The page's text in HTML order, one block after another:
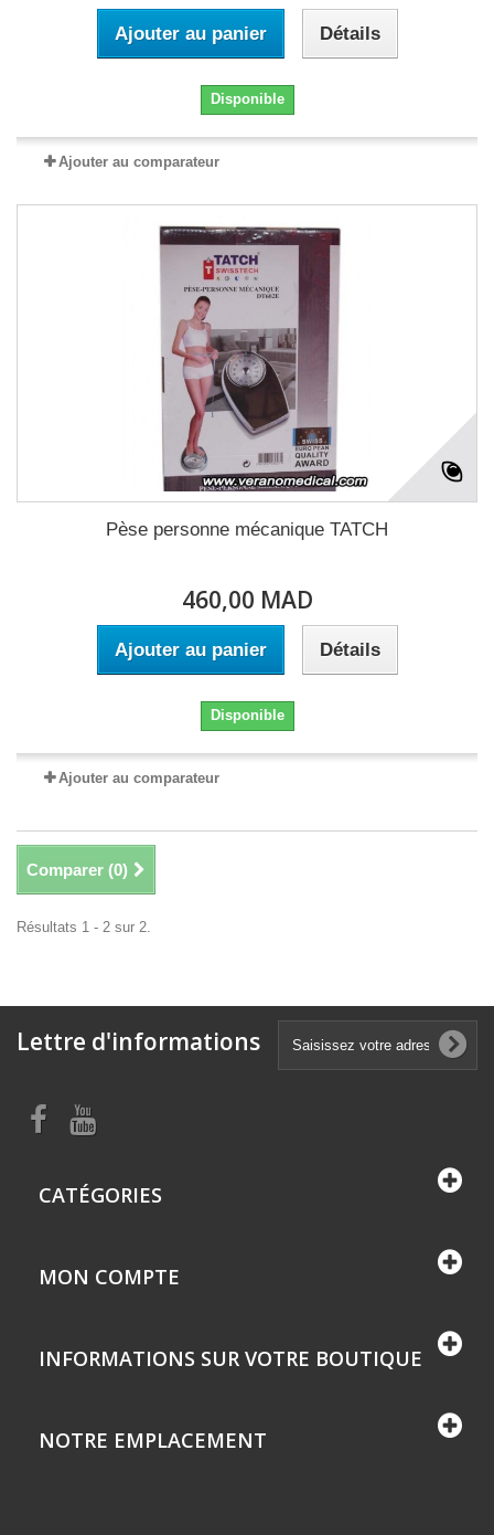
Ajouter au panier Détails
Disponible
Ajouter au comparateur
Pèse personne mécanique TATCH
460,00 MAD
Ajouter au panier Détails
Disponible
Ajouter au comparateur
Comparer (0)
Résultats 1 - 2 sur 2.
Lettre d'informations
CATÉGORIES
MON COMPTE
INFORMATIONS SUR VOTRE BOUTIQUE
NOTRE EMPLACEMENT